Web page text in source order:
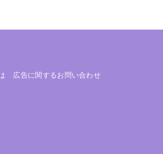
広告に関するお問い合わせ